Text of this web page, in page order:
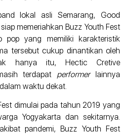
lokal asli Semarang, Good
memeriahkan Buzz Youth Fest
pop yang memiliki karakteristik
tersebut cukup dinantikan oleh
hanya itu, Hectic Cretive
terdapat performerlainnya
waktu dekat.
dimulai pada tahun 2019 yang
Yogyakarta dan sekitarnya.
pandemi, Buzz Youth Fest